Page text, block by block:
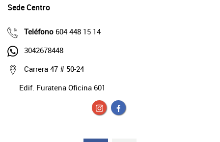
Sede Centro
Teléfono 604 448 15 14
3042678448
Carrera 47 # 50-24
Edif. Furatena Oficina 601